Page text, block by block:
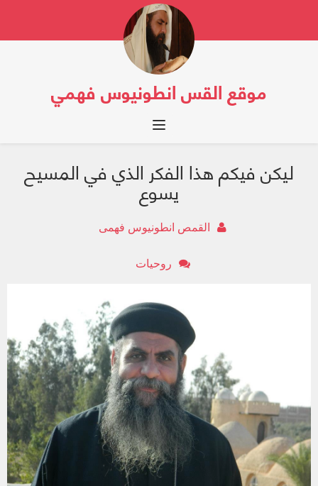
موقع القس انطونيوس فهمي
Toggle navigation
ليكن فيكم هذا الفكر الذي في المسيح
يسوع
القمص انطونيوس فهمى
روحيات